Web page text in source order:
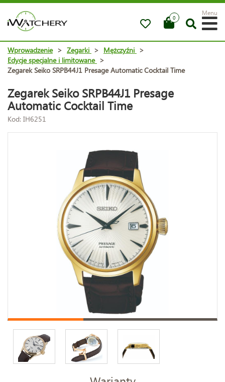
0
Menu
Wprowadzenie > Zegarki > Mężczyźni >
Edycje specjalne i limitowane >
Zegarek Seiko SRPB44J1 Presage Automatic Cocktail Time
Zegarek Seiko SRPB44J1 Presage
Automatic Cocktail Time
Kod: IH6251